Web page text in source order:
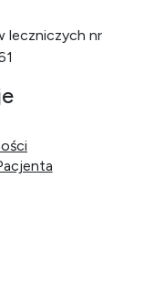
leczniczych nr